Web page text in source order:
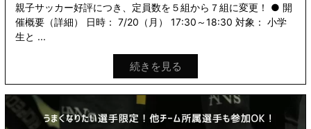
親子サッカー好評につき、定員数を５組から７組に変更！ ● 開
催概要（詳細） 日時： 7/20（月） 17:30～18:30 対象： 小学
生と ...
続きを見る